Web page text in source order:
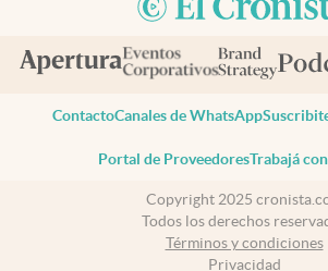
ContactoCanales de WhatsApp
Portal de ProveedoresTrabajá
Copyright 2025
Todos los derechos
Términos y condiciones
Privacidad